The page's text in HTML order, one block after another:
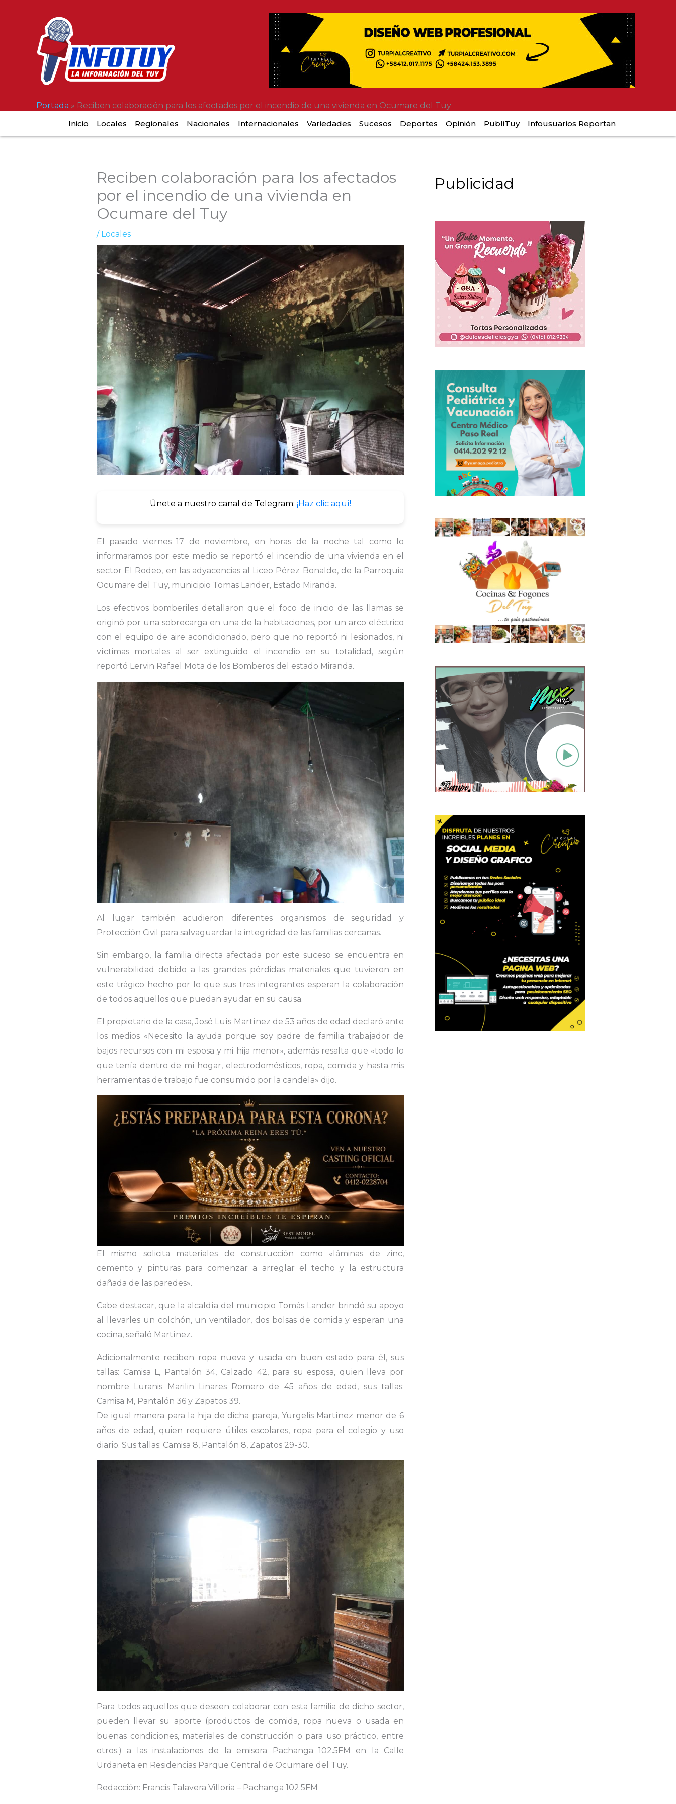
contenido
Portada » Reciben colaboración para los afectados por el incendio de una vivienda en Ocumare del Tuy
Inicio
Locales Regionales Nacionales Internacionales Variedades Sucesos Deportes Opinión PubliTuy Infousuarios Reportan
Reciben colaboración para los afectados
por el incendio de una vivienda en
Ocumare del Tuy
/ Locales
Únete a nuestro canal de Telegram: ¡Haz clic aquí!
El pasado viernes 17 de noviembre, en horas de la noche tal como lo
informaramos por este medio se reportó el incendio de una vivienda en el
sector El Rodeo, en las adyacencias al Liceo Pérez Bonalde, de la Parroquia
Ocumare del Tuy, municipio Tomas Lander, Estado Miranda.
Los efectivos bomberiles detallaron que el foco de inicio de las llamas se
originó por una sobrecarga en una de la habitaciones, por un arco eléctrico
con el equipo de aire acondicionado, pero que no reportó ni lesionados, ni
víctimas mortales al ser extinguido el incendio en su totalidad, según
reportó Lervin Rafael Mota de los Bomberos del estado Miranda.
Al lugar también acudieron diferentes organismos de seguridad y
Protección Civil para salvaguardar la integridad de las familias cercanas.
Sin embargo, la familia directa afectada por este suceso se encuentra en
vulnerabilidad debido a las grandes pérdidas materiales que tuvieron en
este trágico hecho por lo que sus tres integrantes esperan la colaboración
de todos aquellos que puedan ayudar en su causa.
El propietario de la casa, José Luís Martínez de 53 años de edad declaró ante
los medios «Necesito la ayuda porque soy padre de familia trabajador de
bajos recursos con mi esposa y mi hija menor», además resalta que «todo lo
que tenía dentro de mí hogar, electrodomésticos, ropa, comida y hasta mis
herramientas de trabajo fue consumido por la candela» dijo.
El mismo solicita materiales de construcción como «láminas de zinc,
cemento y pinturas para comenzar a arreglar el techo y la estructura
dañada de las paredes».
Cabe destacar, que la alcaldía del municipio Tomás Lander brindó su apoyo
al llevarles un colchón, un ventilador, dos bolsas de comida y esperan una
cocina, señaló Martínez.
Adicionalmente reciben ropa nueva y usada en buen estado para él, sus
tallas: Camisa L, Pantalón 34, Calzado 42, para su esposa, quien lleva por
nombre Luranis Marilin Linares Romero de 45 años de edad, sus tallas:
Camisa M, Pantalón 36 y Zapatos 39.
De igual manera para la hija de dicha pareja, Yurgelis Martínez menor de 6
años de edad, quien requiere útiles escolares, ropa para el colegio y uso
diario. Sus tallas: Camisa 8, Pantalón 8, Zapatos 29-30.
Para todos aquellos que deseen colaborar con esta familia de dicho sector,
pueden llevar su aporte (productos de comida, ropa nueva o usada en
buenas condiciones, materiales de construcción o para uso práctico, entre
otros.) a las instalaciones de la emisora Pachanga 102.5FM en la Calle
Urdaneta en Residencias Parque Central de Ocumare del Tuy.
Redacción: Francis Talavera Villoria – Pachanga 102.5FM
Publicidad